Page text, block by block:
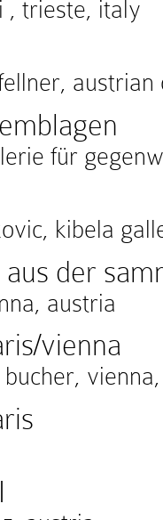
, trieste, italy
für
kibela
der
austria
vienna